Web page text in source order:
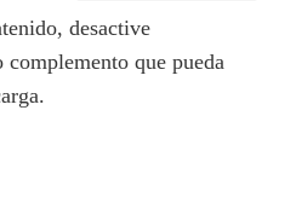
desactive
que pueda